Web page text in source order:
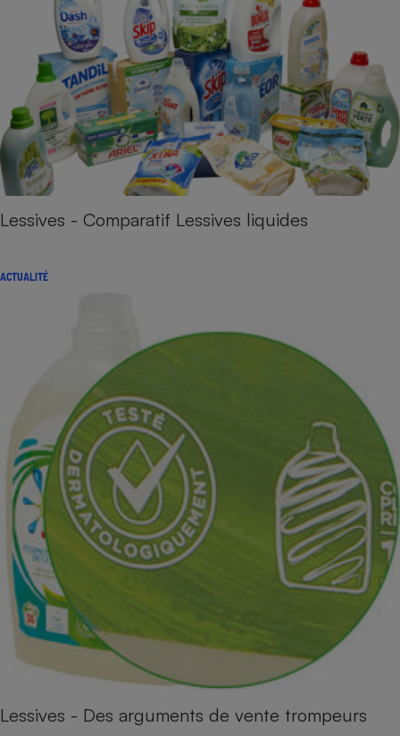
Lessives - Comparatif Lessives liquides
ACTUALITÉ
Lessives - Des arguments de vente trompeurs